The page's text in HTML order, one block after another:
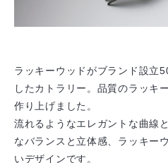
ラッキーウッドがブランド設立
したカトラリー。品質のラッキ
作り上げました。
流れるようなエレガントな曲線
なバランスと立体感、ラッキー
いデザインです。